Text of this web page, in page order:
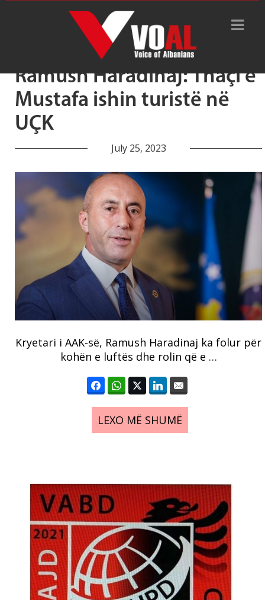
Tag Archive: turistë në UÇK
Ramush Haradinaj: Thaçi e
Mustafa ishin turistë në
UÇK
July 25, 2023
Kryetari i AAK-së, Ramush Haradinaj ka folur për
kohën e luftës dhe rolin që e …
LEXO MË SHUMË